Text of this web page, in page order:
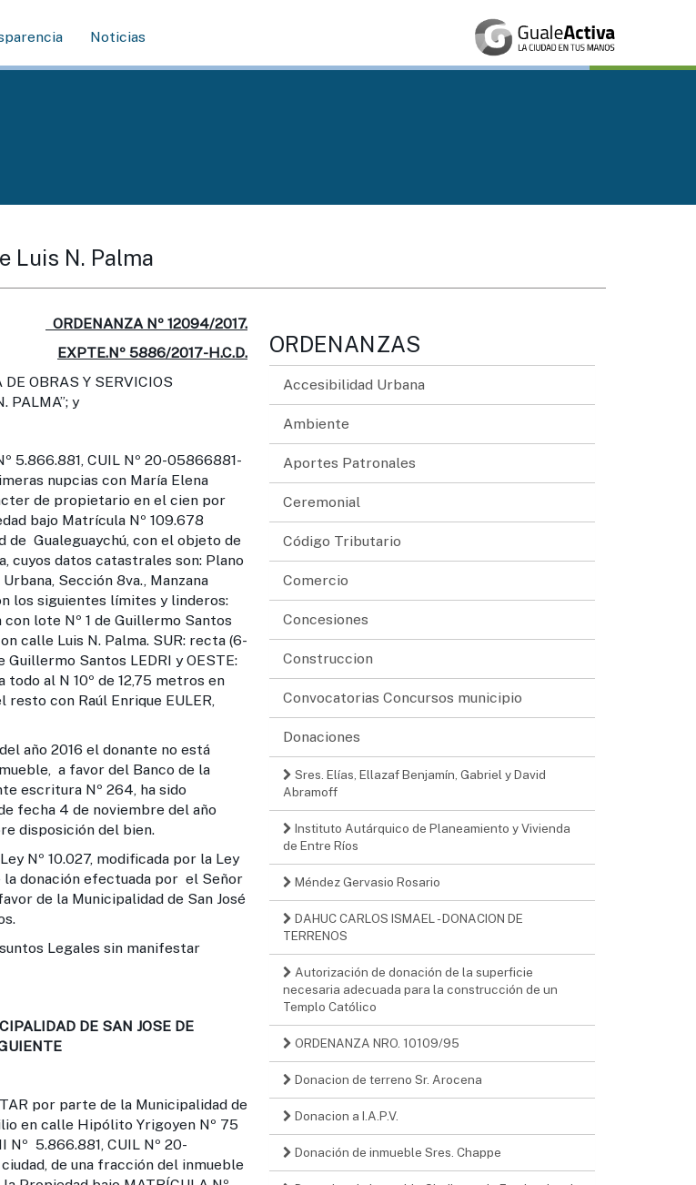
Noticias
Luis N. Palma
ORDENANZA Nº 12094/2017.
EXPTE.Nº 5886/2017-H.C.D.
OBRAS Y SERVICIOS
PALMA”; y
5.866.881, CUIL Nº 20-05866881-
nupcias con María Elena
de propietario en el cien por
bajo Matrícula Nº 109.678
de Gualeguaychú, con el objeto de
cuyos datos catastrales son: Plano
Sección 8va., Manzana
los siguientes límites y linderos:
con lote Nº 1 de Guillermo Santos
calle Luis N. Palma. SUR: recta (6-
Guillermo Santos LEDRI y OESTE:
al N 10º de 12,75 metros en
con Raúl Enrique EULER,
año 2016 el donante no está
a favor del Banco de la
escritura Nº 264, ha sido
fecha 4 de noviembre del año
disposición del bien.
Nº 10.027, modificada por la Ley
la donación efectuada por el Señor
de la Municipalidad de San José
Legales sin manifestar
DE SAN JOSE DE
por parte de la Municipalidad de
en calle Hipólito Yrigoyen Nº 75
Nº 5.866.881, CUIL Nº 20-
de una fracción del inmueble
ORDENANZAS
Accesibilidad Urbana
Ambiente
Aportes Patronales
Ceremonial
Código Tributario
Comercio
Concesiones
Construccion
Convocatorias Concursos municipio
Donaciones
Sres. Elías, Ellazaf Benjamín, Gabriel y David
Abramoff
Instituto Autárquico de Planeamiento y Vivienda
de Entre Ríos
Méndez Gervasio Rosario
DAHUC CARLOS ISMAEL - DONACION DE
TERRENOS
Autorización de donación de la superficie
necesaria adecuada para la construcción de un
Templo Católico
ORDENANZA NRO. 10109/95
Donacion de terreno Sr. Arocena
Donacion a I.A.P.V.
Donación de inmueble Sres. Chappe